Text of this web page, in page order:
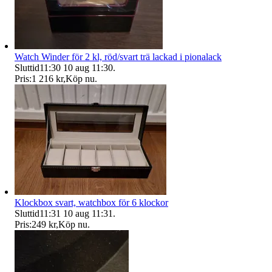
Watch Winder för 2 kl, röd/svart trä lackad i pionalack
Sluttid11:30 10 aug 11:30.
Pris:1 216 kr,Köp nu.
Klockbox svart, watchbox för 6 klockor
Sluttid11:31 10 aug 11:31 .
Pris:249 kr,Köp nu.